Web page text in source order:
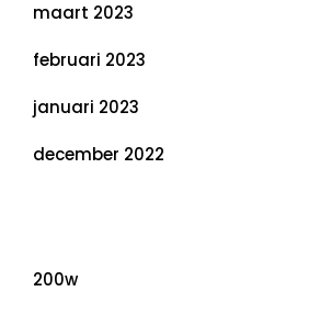
maart 2023
februari 2023
januari 2023
december 2022
200w